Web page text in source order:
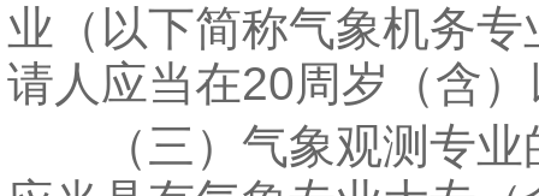
业（以下简称气象机务专
请人应当在20周岁（含
（三）气象观测专业